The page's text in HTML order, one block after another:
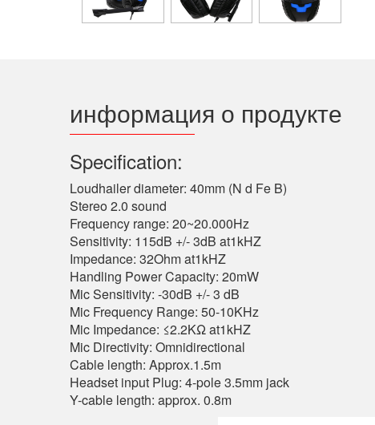
информация о продукте
Specification:
Loudhailer diameter: 40mm (N d Fe B)
Stereo 2.0 sound
Frequency range: 20~20.000Hz
Sensitivity: 115dB +/- 3dB at1kHZ
Impedance: 32Ohm at1kHZ
Handling Power Capacity: 20mW
Mic Sensitivity: -30dB +/- 3 dB
Mic Frequency Range: 50-10KHz
Mic Impedance: ≤2.2KΩ at1kHZ
Mic Directivity: Omnidirectional
Cable length: Approx.1.5m
Headset input Plug: 4-pole 3.5mm jack
Y-cable length: approx. 0.8m